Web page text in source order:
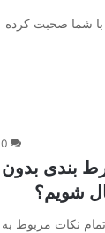
شما صحبت کرده
0
بندی بدون
شویم؟
تمام نکات مربوط به